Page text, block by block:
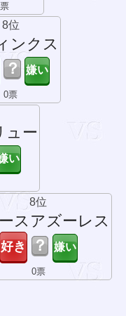
8位
ンクス
？
0票
ュー
8位
スアズーレス
？
0票